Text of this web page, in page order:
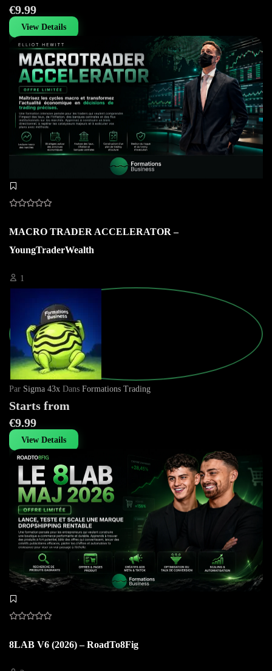
€9.99
View Details
MACRO TRADER ACCELERATOR –
YoungTraderWealth
1
Par Sigma 43x Dans Formations Trading
Starts from
€9.99
View Details
8LAB V6 (2026) – RoadTo8Fig